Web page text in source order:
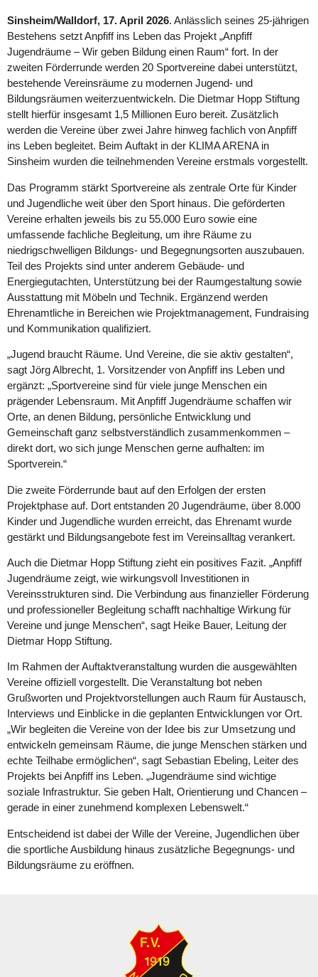
Sinsheim/Walldorf, 17. April 2026. Anlässlich seines 25-jährigen
Bestehens setzt Anpfiff ins Leben das Projekt „Anpfiff
Jugendräume – Wir geben Bildung einen Raum“ fort. In der
zweiten Förderrunde werden 20 Sportvereine dabei unterstützt,
bestehende Vereinsräume zu modernen Jugend- und
Bildungsräumen weiterzuentwickeln. Die Dietmar Hopp Stiftung
stellt hierfür insgesamt 1,5 Millionen Euro bereit. Zusätzlich
werden die Vereine über zwei Jahre hinweg fachlich von Anpfiff
ins Leben begleitet. Beim Auftakt in der KLIMA ARENA in
Sinsheim wurden die teilnehmenden Vereine erstmals vorgestellt.
Das Programm stärkt Sportvereine als zentrale Orte für Kinder
und Jugendliche weit über den Sport hinaus. Die geförderten
Vereine erhalten jeweils bis zu 55.000 Euro sowie eine
umfassende fachliche Begleitung, um ihre Räume zu
niedrigschwelligen Bildungs- und Begegnungsorten auszubauen.
Teil des Projekts sind unter anderem Gebäude- und
Energiegutachten, Unterstützung bei der Raumgestaltung sowie
Ausstattung mit Möbeln und Technik. Ergänzend werden
Ehrenamtliche in Bereichen wie Projektmanagement, Fundraising
und Kommunikation qualifiziert.
„Jugend braucht Räume. Und Vereine, die sie aktiv gestalten“,
sagt Jörg Albrecht, 1. Vorsitzender von Anpfiff ins Leben und
ergänzt: „Sportvereine sind für viele junge Menschen ein
prägender Lebensraum. Mit Anpfiff Jugendräume schaffen wir
Orte, an denen Bildung, persönliche Entwicklung und
Gemeinschaft ganz selbstverständlich zusammenkommen –
direkt dort, wo sich junge Menschen gerne aufhalten: im
Sportverein.“
Die zweite Förderrunde baut auf den Erfolgen der ersten
Projektphase auf. Dort entstanden 20 Jugendräume, über 8.000
Kinder und Jugendliche wurden erreicht, das Ehrenamt wurde
gestärkt und Bildungsangebote fest im Vereinsalltag verankert.
Auch die Dietmar Hopp Stiftung zieht ein positives Fazit. „Anpfiff
Jugendräume zeigt, wie wirkungsvoll Investitionen in
Vereinsstrukturen sind. Die Verbindung aus finanzieller Förderung
und professioneller Begleitung schafft nachhaltige Wirkung für
Vereine und junge Menschen“, sagt Heike Bauer, Leitung der
Dietmar Hopp Stiftung.
Im Rahmen der Auftaktveranstaltung wurden die ausgewählten
Vereine offiziell vorgestellt. Die Veranstaltung bot neben
Grußworten und Projektvorstellungen auch Raum für Austausch,
Interviews und Einblicke in die geplanten Entwicklungen vor Ort.
„Wir begleiten die Vereine von der Idee bis zur Umsetzung und
entwickeln gemeinsam Räume, die junge Menschen stärken und
echte Teilhabe ermöglichen“, sagt Sebastian Ebeling, Leiter des
Projekts bei Anpfiff ins Leben. „Jugendräume sind wichtige
soziale Infrastruktur. Sie geben Halt, Orientierung und Chancen –
gerade in einer zunehmend komplexen Lebenswelt.“
Entscheidend ist dabei der Wille der Vereine, Jugendlichen über
die sportliche Ausbildung hinaus zusätzliche Begegnungs- und
Bildungsräume zu eröffnen.